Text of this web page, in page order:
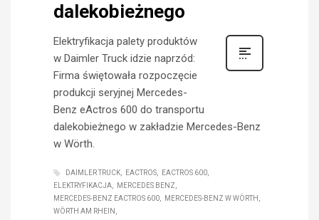
dalekobieżnego
Elektryfikacja palety produktów
w Daimler Truck idzie naprzód:
Firma świętowała rozpoczęcie
produkcji seryjnej Mercedes-
Benz eActros 600 do transportu
dalekobieżnego w zakładzie Mercedes-Benz
w Wörth.
DAIMLER TRUCK EACTROS
EACTROS 600
ELEKTRYFIKACJA
MERCEDES BENZ
MERCEDES-BENZ EACTROS 600
MERCEDES-BENZ W WÖRTH
WÖRTH AM RHEIN